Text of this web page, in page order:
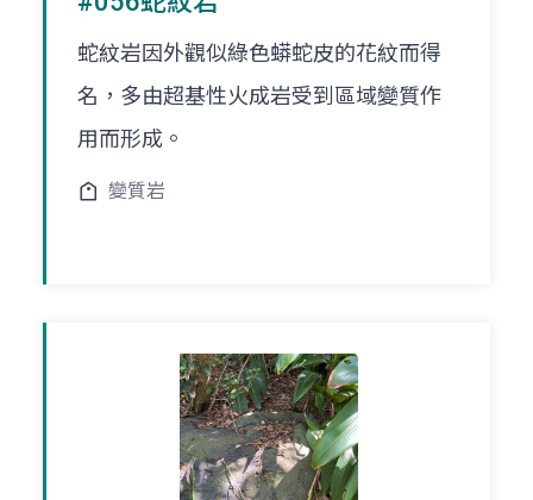
蛇紋岩因外觀似綠色蟒蛇皮的花紋而得
名，多由超基性火成岩受到區域變質作
用而形成。
變質岩